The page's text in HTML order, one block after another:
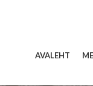
AVALEHT